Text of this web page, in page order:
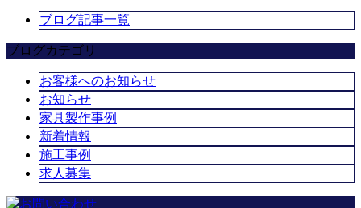
ブログ記事一覧
ブログカテゴリ
お客様へのお知らせ
お知らせ
家具製作事例
新着情報
施工事例
求人募集